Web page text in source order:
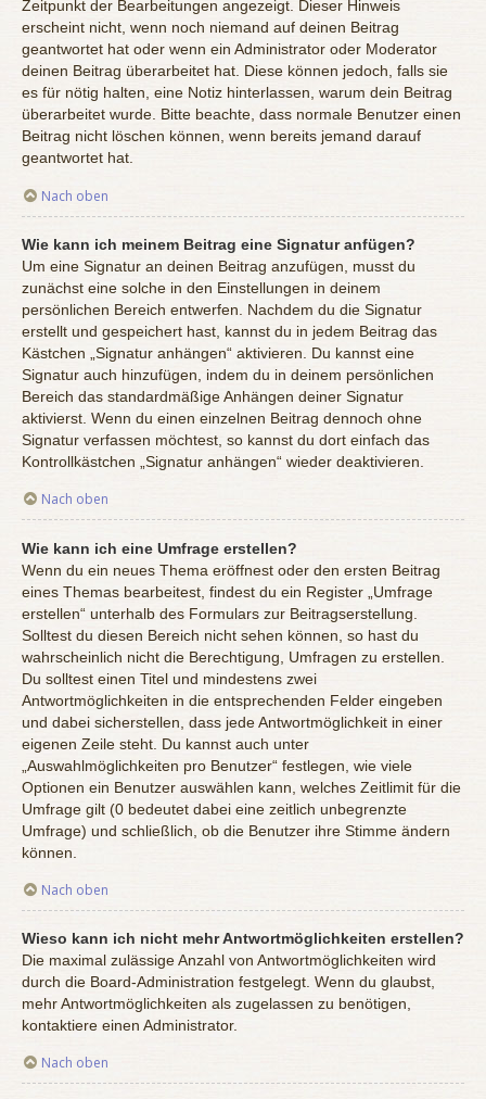
Zeitpunkt der Bearbeitungen angezeigt. Dieser Hinweis
erscheint nicht, wenn noch niemand auf deinen Beitrag
geantwortet hat oder wenn ein Administrator oder Moderator
deinen Beitrag überarbeitet hat. Diese können jedoch, falls sie
es für nötig halten, eine Notiz hinterlassen, warum dein Beitrag
überarbeitet wurde. Bitte beachte, dass normale Benutzer einen
Beitrag nicht löschen können, wenn bereits jemand darauf
geantwortet hat.
Nach oben
Wie kann ich meinem Beitrag eine Signatur anfügen?
Um eine Signatur an deinen Beitrag anzufügen, musst du
zunächst eine solche in den Einstellungen in deinem
persönlichen Bereich entwerfen. Nachdem du die Signatur
erstellt und gespeichert hast, kannst du in jedem Beitrag das
Kästchen „Signatur anhängen“ aktivieren. Du kannst eine
Signatur auch hinzufügen, indem du in deinem persönlichen
Bereich das standardmäßige Anhängen deiner Signatur
aktivierst. Wenn du einen einzelnen Beitrag dennoch ohne
Signatur verfassen möchtest, so kannst du dort einfach das
Kontrollkästchen „Signatur anhängen“ wieder deaktivieren.
Nach oben
Wie kann ich eine Umfrage erstellen?
Wenn du ein neues Thema eröffnest oder den ersten Beitrag
eines Themas bearbeitest, findest du ein Register „Umfrage
erstellen“ unterhalb des Formulars zur Beitragserstellung.
Solltest du diesen Bereich nicht sehen können, so hast du
wahrscheinlich nicht die Berechtigung, Umfragen zu erstellen.
Du solltest einen Titel und mindestens zwei
Antwortmöglichkeiten in die entsprechenden Felder eingeben
und dabei sicherstellen, dass jede Antwortmöglichkeit in einer
eigenen Zeile steht. Du kannst auch unter
„Auswahlmöglichkeiten pro Benutzer“ festlegen, wie viele
Optionen ein Benutzer auswählen kann, welches Zeitlimit für die
Umfrage gilt (0 bedeutet dabei eine zeitlich unbegrenzte
Umfrage) und schließlich, ob die Benutzer ihre Stimme ändern
können.
Nach oben
Wieso kann ich nicht mehr Antwortmöglichkeiten erstellen?
Die maximal zulässige Anzahl von Antwortmöglichkeiten wird
durch die Board-Administration festgelegt. Wenn du glaubst,
mehr Antwortmöglichkeiten als zugelassen zu benötigen,
kontaktiere einen Administrator.
Nach oben